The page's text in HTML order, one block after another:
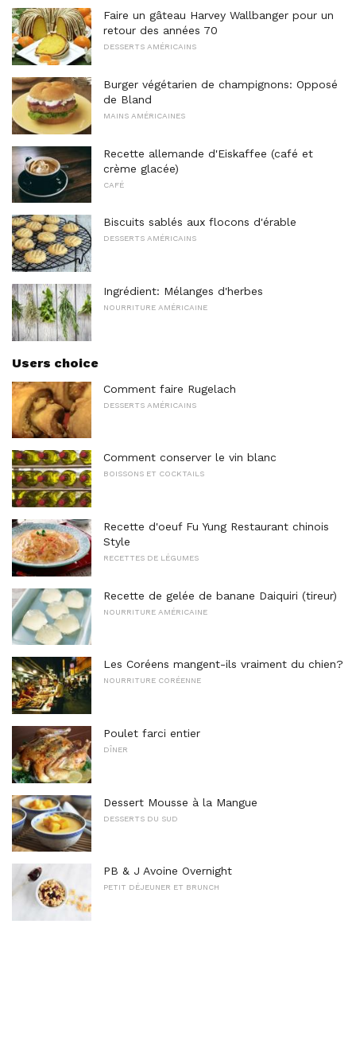
Faire un gâteau Harvey Wallbanger pour un
retour des années 70
DESSERTS AMÉRICAINS
Burger végétarien de champignons: Opposé
de Bland
MAINS AMÉRICAINES
Recette allemande d'Eiskaffee (café et
crème glacée)
CAFÉ
Biscuits sablés aux flocons d'érable
DESSERTS AMÉRICAINS
Ingrédient: Mélanges d'herbes
NOURRITURE AMÉRICAINE
Users choice
Comment faire Rugelach
DESSERTS AMÉRICAINS
Comment conserver le vin blanc
BOISSONS ET COCKTAILS
Recette d'oeuf Fu Yung Restaurant chinois
Style
RECETTES DE LÉGUMES
Recette de gelée de banane Daiquiri (tireur)
NOURRITURE AMÉRICAINE
Les Coréens mangent-ils vraiment du chien?
NOURRITURE CORÉENNE
Poulet farci entier
DÎNER
Dessert Mousse à la Mangue
DESSERTS DU SUD
PB & J Avoine Overnight
PETIT DÉJEUNER ET BRUNCH